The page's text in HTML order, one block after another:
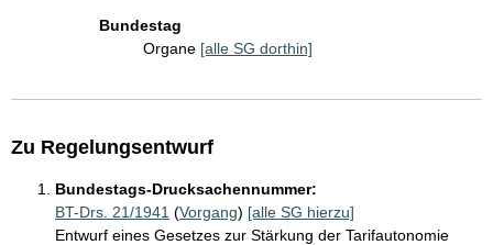
Bundestag
Organe [alle SG dorthin]
Zu Regelungsentwurf
Bundestags-Drucksachennummer:
BT-Drs. 21/1941 (Vorgang) [alle SG hierzu]
Entwurf eines Gesetzes zur Stärkung der Tarifautonomie